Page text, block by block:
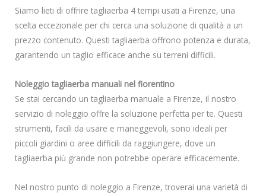
Siamo lieti di offrire tagliaerba 4 tempi usati a Firenze, una
scelta eccezionale per chi cerca una soluzione di qualità a un
prezzo contenuto. Questi tagliaerba offrono potenza e durata,
garantendo un taglio efficace anche su terreni difficili.
Noleggio tagliaerba manuali nel fiorentino
Se stai cercando un tagliaerba manuale a Firenze, il nostro
servizio di noleggio offre la soluzione perfetta per te. Questi
strumenti, facili da usare e maneggevoli, sono ideali per
piccoli giardini o aree difficili da raggiungere, dove un
tagliaerba più grande non potrebbe operare efficacemente.
Nel nostro punto di noleggio a Firenze, troverai una varietà di